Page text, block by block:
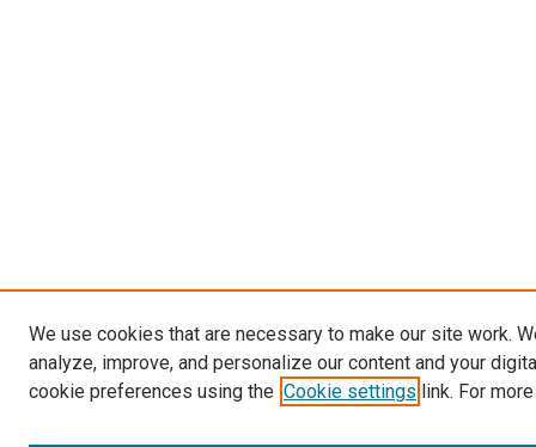
We use cookies that are necessary to make our site work.
analyze, improve, and personalize our content and your
cookie preferences using the Cookie settings link. For